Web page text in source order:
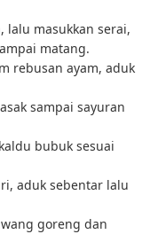
lalu masukkan serai,
matang.
rebusan ayam, aduk
sampai sayuran
bubuk sesuai
aduk sebentar lalu
goreng dan